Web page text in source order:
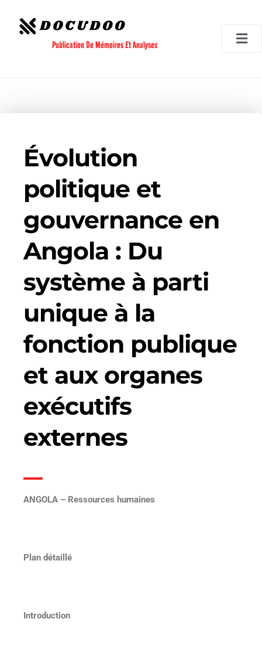
contenu
Publication De Mémoires Et Analyses
Évolution
politique et
gouvernance en
Angola : Du
système à parti
unique à la
fonction publique
et aux organes
exécutifs
externes
ANGOLA – Ressources humaines
Plan détaillé
Introduction